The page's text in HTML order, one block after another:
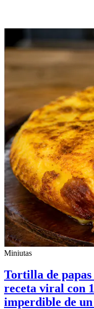
Miniutas
Tortilla de
receta viral con
imperdible de